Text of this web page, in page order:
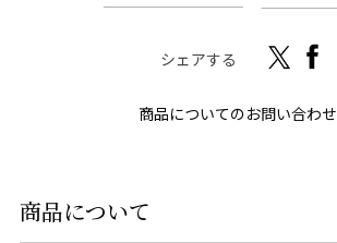
シェアする
商品についてのお問い合わせ
商品について